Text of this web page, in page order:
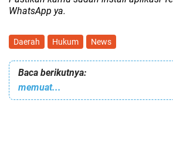
WhatsApp ya.
Daerah Hukum News
Baca berikutnya:
memuat...